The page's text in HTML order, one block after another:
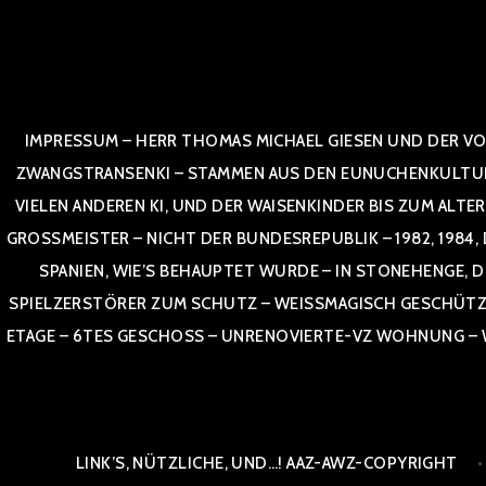
IMPRESSUM – HERR THOMAS MICHAEL GIESEN UND DER
ZWANGSTRANSENKI – STAMMEN AUS DEN
VIELEN ANDEREN KI, UND DER WAISENKINDER BIS ZUM
OSSMEISTER – NICHT DER BUNDESREPUBLIK – 1982, 1984,
NIEN, WIE’S BEHAUPTET WURDE – IN STONEHENGE,
SPIELZERSTÖRER ZUM SCHUTZ – WEISSMAGISCH
TAGE – 6TES GESCHOSS – UNRENOVIERTE-VZ WOHNUNG –
LINK’S, NÜTZLICHE, UND…! AAZ-AWZ-COPYRIGHT